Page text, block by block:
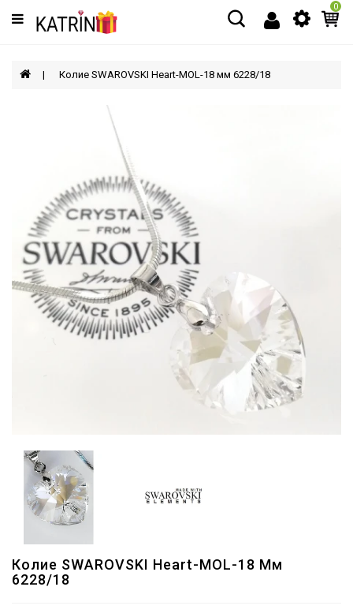
Категории
МЪЖЕ
0
Колие SWAROVSKI Heart-MOL-18 мм 6228/18
Колие SWAROVSKI Heart-MOL-18 Мм
6228/18